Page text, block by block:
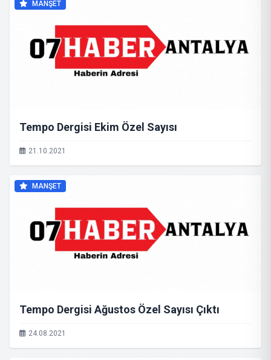
MANŞET
Tempo Dergisi Ekim Özel Sayısı
21.10.2021
MANŞET
Tempo Dergisi Ağustos Özel Sayısı Çıktı
24.08.2021